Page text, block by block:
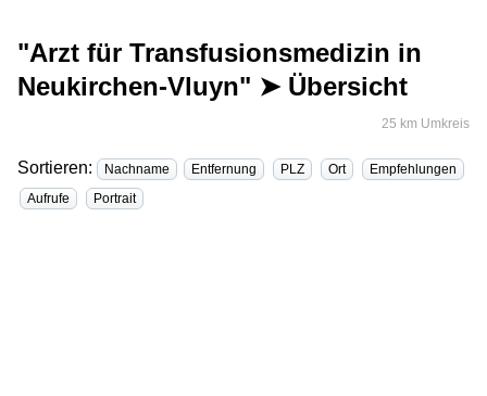
"Arzt für Transfusionsmedizin in
Neukirchen-Vluyn" ➤ Übersicht
25 km Umkreis
Sortieren: Nachname Entfernung PLZ Ort
Empfehlungen
Aufrufe
Portrait